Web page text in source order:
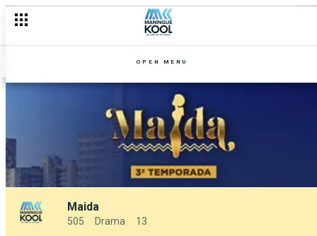
OPEN MENU
Maida
505 Drama 13